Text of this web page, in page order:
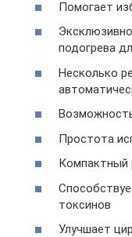
Помогает
подогрева
Несколько
Простота
Компактный
токсинов
Улучшает